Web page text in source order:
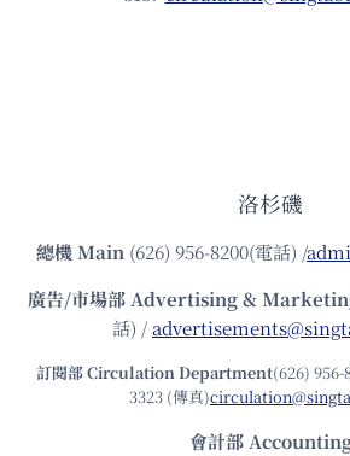
洛杉磯
總機Main (626) 956-8200(電話) /
廣告/市場部Advertising &
話) /
訂閱部 Circulation Department(626) 956-
3323 (傳真)
會計部